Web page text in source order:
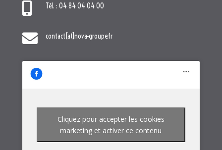
 Tél. : 04 84 04 04 00
 contact[at]nova-groupe.fr
Cliquez pour accepter les cookies
marketing et activer ce contenu